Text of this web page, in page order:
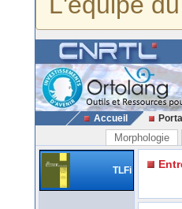
Accueil
Morphologie
TLFi